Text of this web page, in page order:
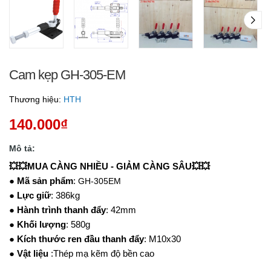
Cam kẹp GH-305-EM
Thương hiệu: HTH
140.000₫
Mô tả:
💥💥MUA CÀNG NHIỀU - GIẢM CÀNG SÂU💥💥
● Mã sản phẩm: GH-305EM
● Lực giữ: 386kg
● Hành trình thanh đẩy: 42mm
● Khối lượng: 580g
● Kích thước ren đầu thanh đẩy: M10x30
● Vật liệu :Thép mạ kẽm độ bền cao